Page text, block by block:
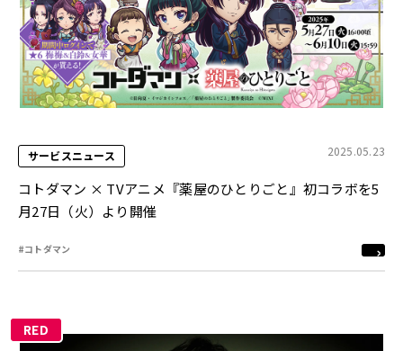
サービスニュース 2025.05.23
コトダマン × TVアニメ『薬屋のひとりごと』初コラボを5
月27日（火）より開催
#コトダマン
RED